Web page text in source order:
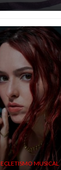
ECLETISMO MUSICAL